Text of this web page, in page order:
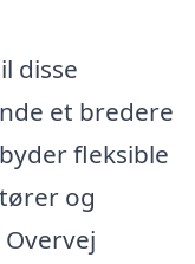
disse
et bredere
fleksible
og